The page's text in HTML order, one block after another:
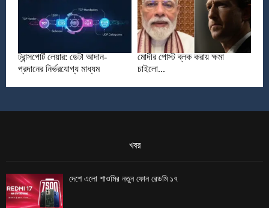
ট্রান্সপোর্ট লেয়ার: ডেটা আদান-
প্রদানের নির্ভরযোগ্য মাধ্যম
মোদীর পোস্ট ব্লক করায় ক্ষমা
চাইলো...
খবর
দেশে এলো শাওমির নতুন ফোন রেডমি ১৭